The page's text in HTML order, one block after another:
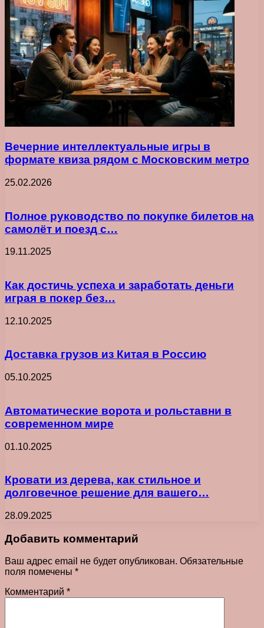
Вечерние интеллектуальные игры в
формате квиза рядом с Московским метро
25.02.2026
Полное руководство по покупке билетов на
самолёт и поезд с…
19.11.2025
Как достичь успеха и заработать деньги
играя в покер без…
12.10.2025
Доставка грузов из Китая в Россию
05.10.2025
Автоматические ворота и рольставни в
современном мире
01.10.2025
Кровати из дерева, как стильное и
долговечное решение для вашего…
28.09.2025
Добавить комментарий
Ваш адрес email не будет опубликован. Обязательные
поля помечены *
Комментарий *